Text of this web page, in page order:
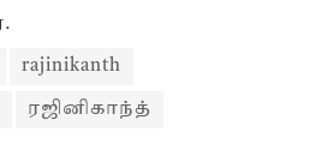
rajinikanth
ரஜினிகாந்த்